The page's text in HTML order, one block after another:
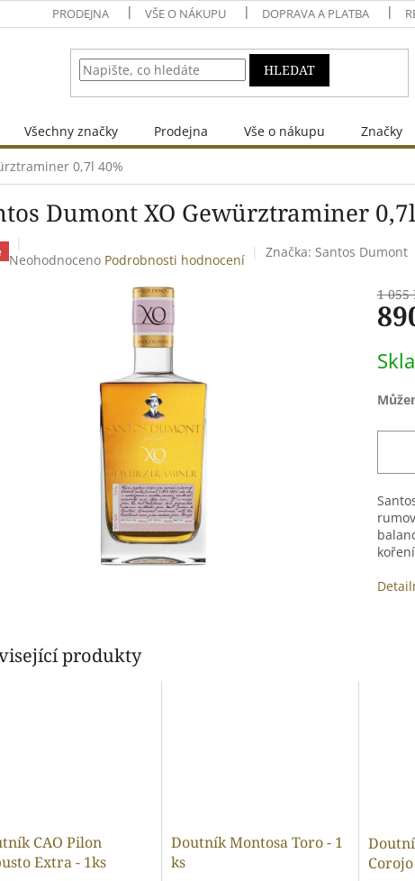
PRODEJNA VŠE O NÁKUPU DOPRAVA A PLATBA
HLEDAT
Všechny značky Prodejna Vše o nákupu Značky
0,7l 40%
Dumont XO Gewürztraminer
Průměrné
Neohodnoceno Podrobnosti hodnocení Značka: Santos Dumont
1 055
cena:
produkty
CAO Pilon
Extra - 1ks
Doutník Montosa Toro - 1
ks